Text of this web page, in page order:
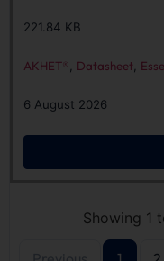
221.84 KB
AKHET® Datasheet
6 August 2026
Showing 1